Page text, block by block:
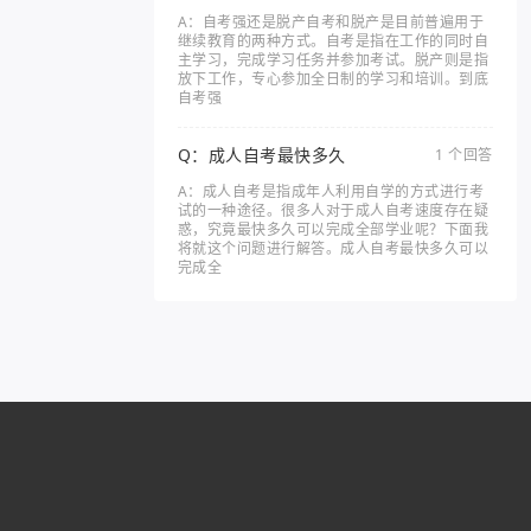
A：自考强还是脱产自考和脱产是目前普遍用于
继续教育的两种方式。自考是指在工作的同时自
主学习，完成学习任务并参加考试。脱产则是指
放下工作，专心参加全日制的学习和培训。到底
自考强
Q：成人自考最快多久
1 个回答
A：成人自考是指成年人利用自学的方式进行考
试的一种途径。很多人对于成人自考速度存在疑
惑，究竟最快多久可以完成全部学业呢？下面我
将就这个问题进行解答。成人自考最快多久可以
完成全